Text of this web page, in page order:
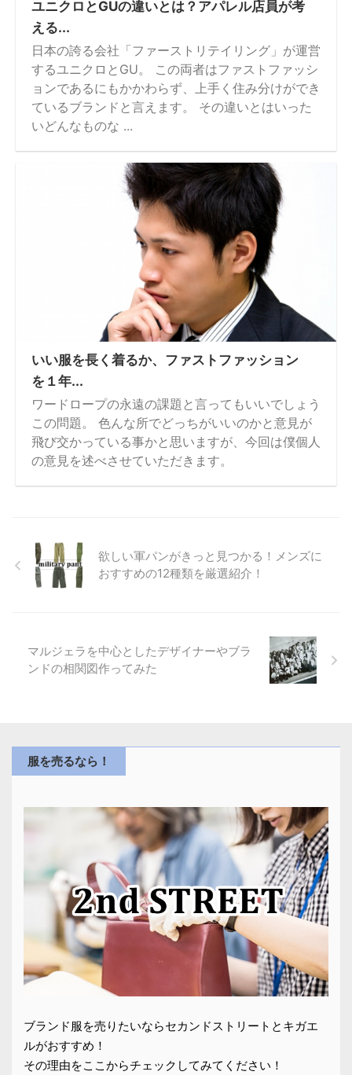
ユニクロとGUの違いとは？アパレル店員が考
える...
日本の誇る会社「ファーストリテイリング」が運営
するユニクロとGU。 この両者はファストファッシ
ョンであるにもかかわらず、上手く住み分けができ
ているブランドと言えます。 その違いとはいった
いどんなものな ...
いい服を長く着るか、ファストファッション
を１年...
ワードロープの永遠の課題と言ってもいいでしょう
この問題。 色んな所でどっちがいいのかと意見が
飛び交かっている事かと思いますが、今回は僕個人
の意見を述べさせていただきます。
欲しい軍パンがきっと見つかる！メンズに
おすすめの12種類を厳選紹介！
マルジェラを中心としたデザイナーやブラ
ンドの相関図作ってみた
服を売るなら！
ブランド服を売りたいならセカンドストリートとキガエ
ルがおすすめ！
その理由をここからチェックしてみてください！